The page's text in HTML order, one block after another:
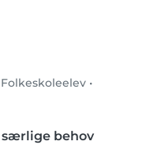
Folkeskoleelev •
behov